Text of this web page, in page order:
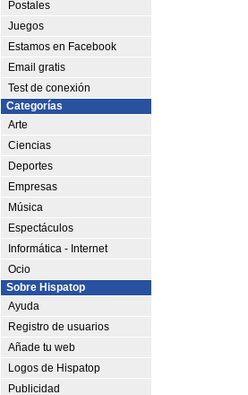
Postales
Juegos
Estamos en Facebook
Email gratis
Test de conexión
Categorías
Arte
Ciencias
Deportes
Empresas
Música
Espectáculos
Informática - Internet
Ocio
Sobre Hispatop
Ayuda
Registro de usuarios
Añade tu web
Logos de Hispatop
Publicidad